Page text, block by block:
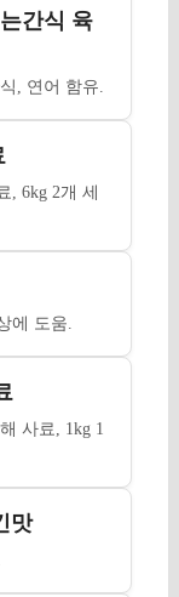
간식 육
, 연어 함유.
, 6kg 2개 세
에 도움.
사료, 1kg 1
맛